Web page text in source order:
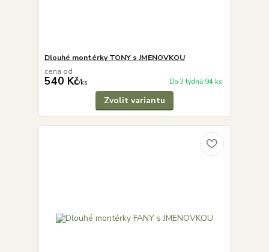
Dlouhé montérky TONY s JMENOVKOU
cena od
540 Kč/ks Do 3 týdnů 94 ks
Zvolit variantu